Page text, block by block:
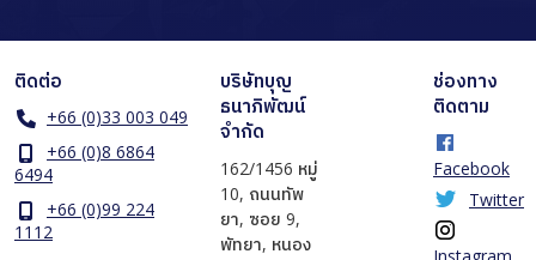
ติดต่อ
+66 (0)33 003 049
+66 (0)8 6864
6494
+66 (0)99 224
1112
บริษัทบุญ
ธนาภิพัฒน์
จำกัด
162/1456 หมู่
10, ถนนทัพ
ยา, ซอย 9,
พัทยา, หนอง
ช่องทาง
ติดตาม
Facebook
Twitter
Instagram